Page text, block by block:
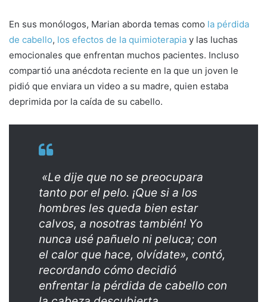
En sus monólogos, Marian aborda temas como la pérdida
de cabello, los efectos de la quimioterapia y las luchas
emocionales que enfrentan muchos pacientes. Incluso
compartió una anécdota reciente en la que un joven le
pidió que enviara un video a su madre, quien estaba
deprimida por la caída de su cabello.
«Le dije que no se preocupara
tanto por el pelo. ¡Que si a los
hombres les queda bien estar
calvos, a nosotras también! Yo
nunca usé pañuelo ni peluca; con
el calor que hace, olvídate», contó,
recordando cómo decidió
enfrentar la pérdida de cabello con